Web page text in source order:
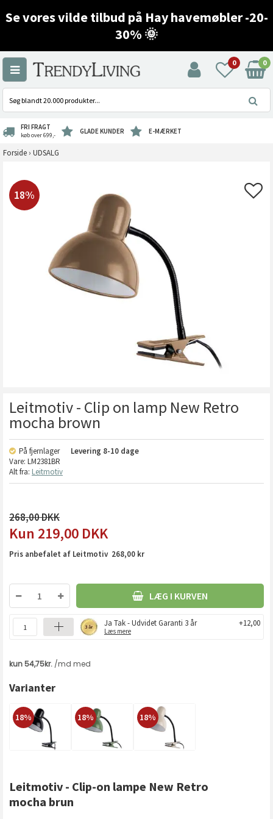
Se vores vilde tilbud på Hay havemøbler -20-
30% 🌞
0 0
FRI FRAGT
køb over 699,- GLADE KUNDER E-MÆRKET
Forside › UDSALG
18%
Leitmotiv - Clip on lamp New Retro
mocha brown
På fjernlager Levering 8-10 dage
Vare: LM2381BR
Alt fra: Leitmotiv
268,00
219,00 DKK
Pris anbefalet af Leitmotiv 268,00 kr
LÆG I KURVEN
Ja Tak - Udvidet Garanti 3 år
Læs mere
+12,00
Varianter
18% 18% 18%
Leitmotiv - Clip-on lampe New Retro
mocha brun